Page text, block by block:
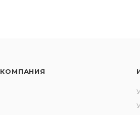
КОМПАНИЯ